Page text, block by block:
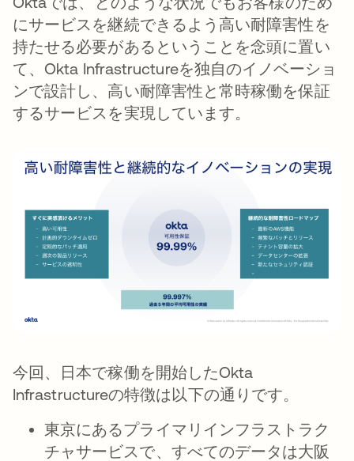
にサービスを継続できるよう高い耐障害性を
持たせる必要があるということを念頭に置い
て、Okta Infrastructureを独自のイノベーショ
ンで設計し、高い耐障害性と常時稼働を保証
するサービスを実現しています。
今回、日本で稼働を開始したOkta
Infrastructureの特徴は以下の通りです。
東京にあるプライマリインフラストラク
チャサービスで、すべてのデータは大阪